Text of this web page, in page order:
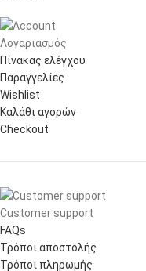
Λογαριασμός
Πίνακας ελέγχου
Παραγγελίες
Wishlist
Καλάθι αγορών
Checkout
Customer support
FAQs
Τρόποι αποστολής
Τρόποι πληρωμής